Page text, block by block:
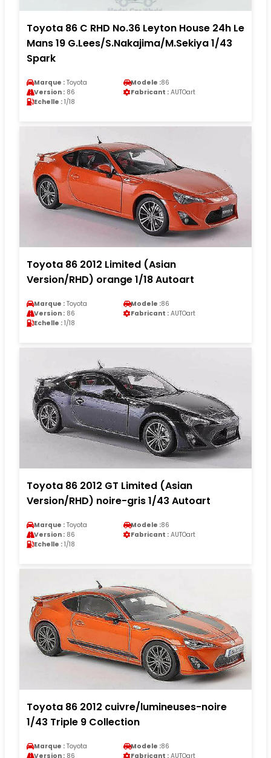
Toyota 86 C RHD No.36 Leyton House 24h Le
Mans 19 G.Lees/S.Nakajima/M.Sekiya 1/43
Spark
Marque : Toyota Modele :86
Version : 86 Fabricant : AUTOart
Echelle : 1/18
Toyota 86 2012 Limited (Asian
Version/RHD) orange 1/18 Autoart
Marque : Toyota Modele :86
Version : 86 Fabricant : AUTOart
Echelle : 1/18
Toyota 86 2012 GT Limited (Asian
Version/RHD) noire-gris 1/43 Autoart
Marque : Toyota Modele :86
Version : 86 Fabricant : AUTOart
Echelle : 1/18
Toyota 86 2012 cuivre/lumineuses-noire
1/43 Triple 9 Collection
Marque : Toyota Modele :86
Version : 86 Fabricant : AUTOart